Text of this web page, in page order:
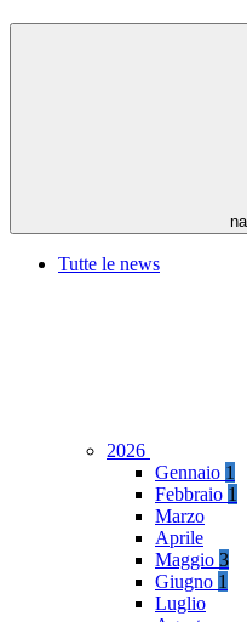
Tutte le news
2026
Gennaio 1
Febbraio 1
Marzo
Aprile
Maggio 3
Giugno 1
Luglio